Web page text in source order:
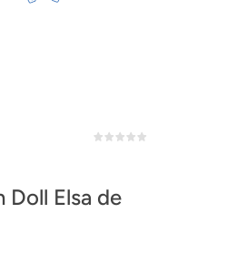
Doll Elsa de